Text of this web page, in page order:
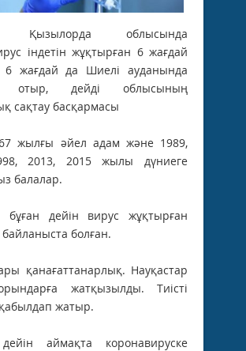
облысында
індетін жұқтырған 6 жағдай
6 жағдай да Шиелі ауданында
отыр, дейді облысының
сақтау басқармасы
жылғы әйел адам және 1989,
2013, 2015 жылы дүниеге
балалар.
бұған дейін вирус жұқтырған
болған.
қанағаттанарлық. Науқастар
жатқызылды. Тиісті
жатыр.
дейін аймақта коронавируске